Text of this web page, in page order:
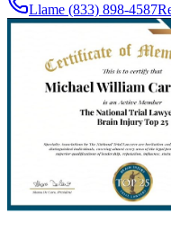
Llame (833) 898-4587